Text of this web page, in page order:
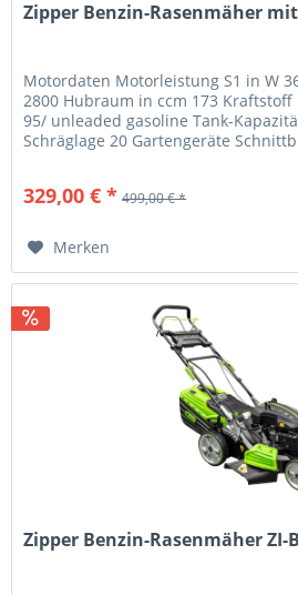
Zipper Benzin-Rasenmäher
Motordaten Motorleistung S1 in W
2800 Hubraum in ccm 173 Kraftstoff
95/ unleaded gasoline Tank-
Schräglage 20 Gartengeräte
329,00 € * 499,00 € *
Merken
Zipper Benzin-Rasenmäher ZI-